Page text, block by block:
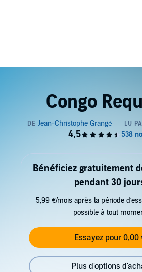
Congo
Bénéficiez gratuitement
pendant 30
5,99 €/mois après la période
possible à tout
Essayez pour 0,00
Plus d'options